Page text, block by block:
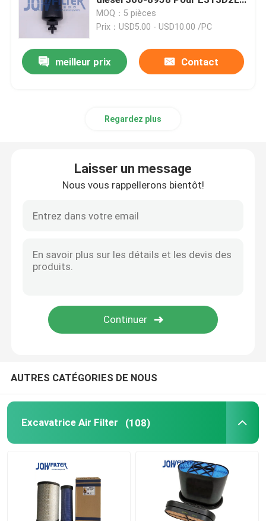
Filtre à carburant pour excavatrice
Filtre hydraulique d'excavatrice
Filtre à air de cabine
Filtre Komatsu
Excavatrice Filters de Hitachi
Filtre de Doosan
Assemblée principale de filtre
E313D2GC E320E E320DG2
E323D2L
MOQ：5 pièces
Prix：USD5.00 - USD10.00 /PC
meilleur prix Contact
Regardez plus
Laisser un message
Nous vous rappellerons bientôt!
AUTRES CATÉGORIES DE NOUS
Excavatrice Air Filter (108)